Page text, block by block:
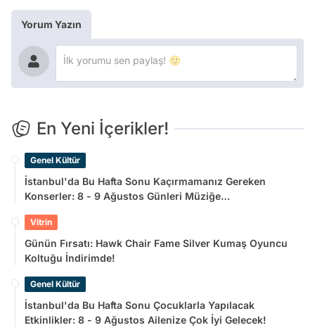
Yorum Yazın
En Yeni İçerikler!
Genel Kültür
İstanbul'da Bu Hafta Sonu Kaçırmamanız Gereken
Konserler: 8 - 9 Ağustos Günleri Müziğe
Vitrin
Günün Fırsatı: Hawk Chair Fame Silver Kumaş Oyuncu
Koltuğu İndirimde!
Genel Kültür
İstanbul'da Bu Hafta Sonu Çocuklarla Yapılacak
Etkinlikler: 8 - 9 Ağustos Ailenize Çok İyi Gelecek!